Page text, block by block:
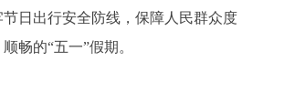
日出行安全防线，保障人民群众度
畅的“五一”假期。